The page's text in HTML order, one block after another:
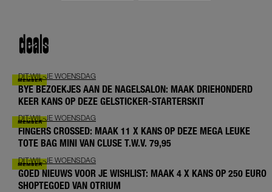
deals
DIT-WIL-JE WOENSDAG
BYE BEZOEKJES AAN DE NAGELSALON: MAAK DRIEHONDERD
KEER KANS OP DEZE GELSTICKER-STARTERSKIT
DIT-WIL-JE WOENSDAG
FINGERS CROSSED: MAAK 11 X KANS OP DEZE MEGA LEUKE
TOTE BAG MINI VAN CLUSE T.W.V. 79,95
DIT-WIL-JE WOENSDAG
GOED NIEUWS VOOR JE WISHLIST: MAAK 4 X KANS OP 250 EURO
SHOPTEGOED VAN OTRIUM